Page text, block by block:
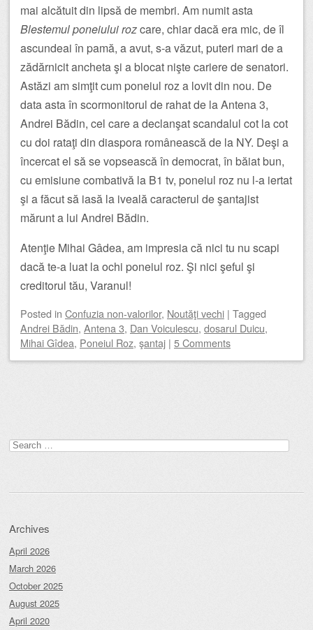
mai alcătuit din lipsă de membri. Am numit asta
Blestemul poneiului rozcare, chiar dacă era mic, de îl
ascundeai în pamă, a avut, s-a văzut, puteri mari de a
zădărnicit ancheta şi a blocat nişte cariere de senatori.
Astăzi am simţit cum poneiul roz a lovit din nou. De
data asta în scormonitorul de rahat de la Antena 3,
Andrei Bădin, cel care a declanşat scandalul cot la cot
cu doi rataţi din diaspora românească de la NY. Deşi a
încercat el să se vopsească în democrat, în băiat bun,
cu emisiune combativă la B1 tv, poneiul roz nu l-a iertat
şi a făcut să iasă la iveală caracterul de şantajist
mărunt a lui Andrei Bădin.
Atenţie Mihai Gâdea, am impresia că nici tu nu scapi
dacă te-a luat la ochi poneiul roz. Şi nici şeful şi
creditorul tău, Varanul!
Posted in Confuzia non-valorilor, Noutăţi vechi | Tagged
Andrei Bădin, Antena 3, Dan Voiculescu, dosarul Duicu,
Mihai Gîdea, Poneiul Roz, şantaj | 5 Comments
Search
for:
Archives
April 2026
March 2026
October 2025
August 2025
April 2020